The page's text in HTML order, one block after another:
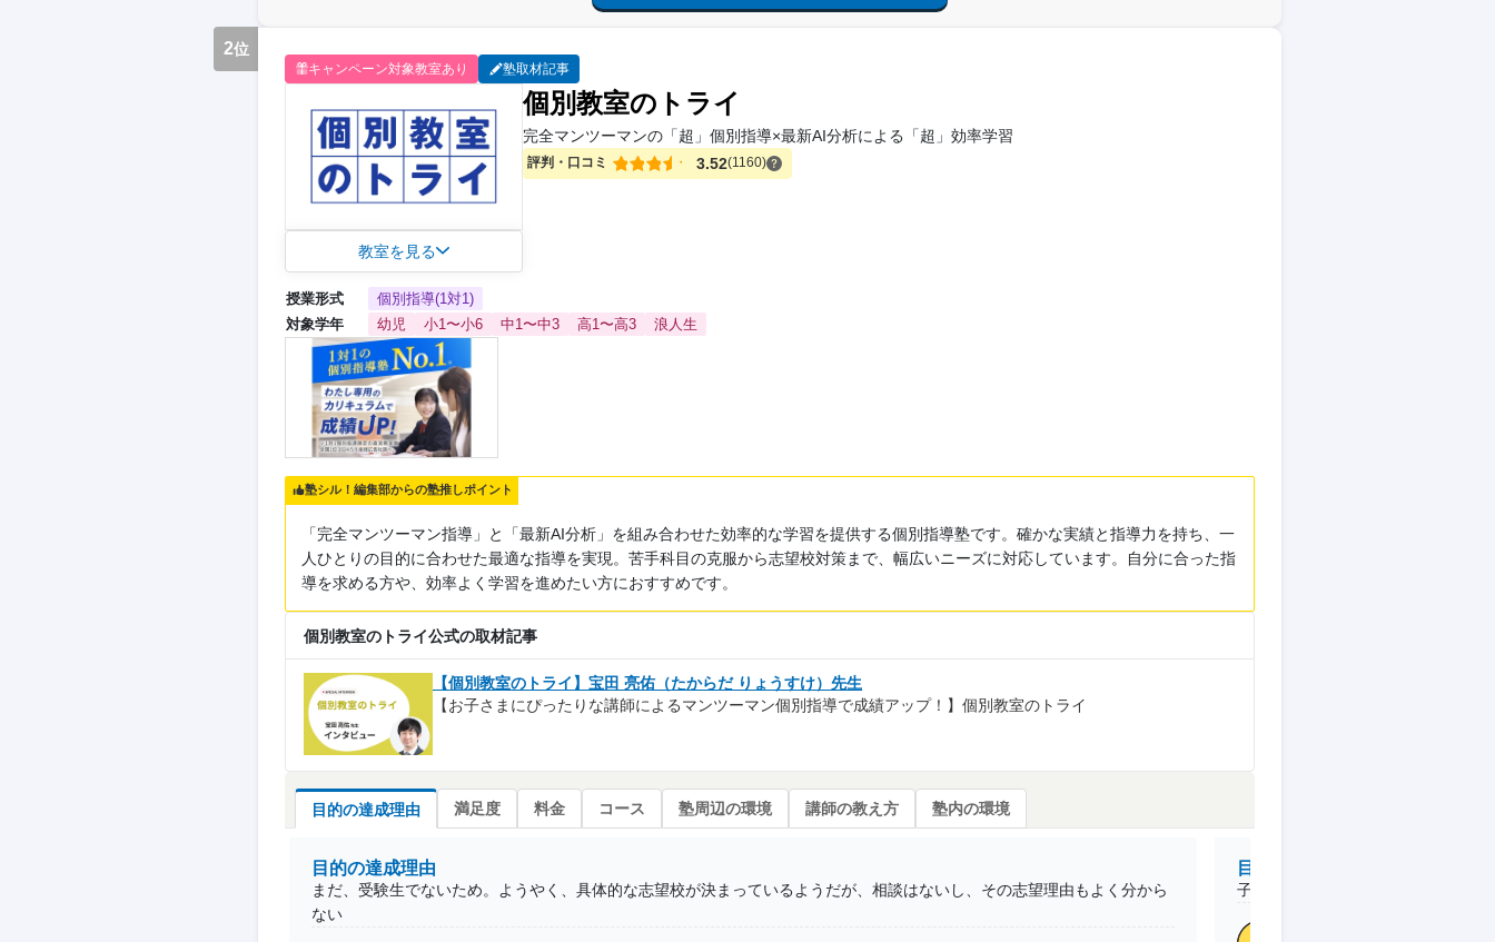
計算演習」など、
また、校舎で実施するイベントの優先的なご案内
機会となっています！
2位
キャンペーン対象教室あり 塾取材記事
教室を見る
個別教室のトライ
完全マンツーマンの「超」個別指導×最新AI分析による「超」効率学習
評判・口コミ 3.52(1160)
授業形式
個別指導(1対1)
対象学年
幼児 小1〜小6 中1〜中3 高1〜高3 浪人生
塾シル！編集部からの塾推しポイント
「完全マンツーマン指導」と「最新AI分析」を組み合わせた効率的な学習を提供する個別指導塾です。確かな実績と指導力を持ち、一
人ひとりの目的に合わせた最適な指導を実現。苦手科目の克服から志望校対策まで、幅広いニーズに対応しています。自分に合った指
導を求める方や、効率よく学習を進めたい方におすすめです。
個別教室のトライ公式の取材記事
【個別教室のトライ】宝田 亮佑（たからだ りょうすけ）先生
【お子さまにぴったりな講師によるマンツーマン個別指導で成績アップ！】個別教室のトライ
目的の達成理由 満足度 料金 コース 塾周辺の環境 講師の教え方 塾内の環境
目的の達成理由
まだ、受験生でないため。ようやく、具体的な志望校が決まっているようだが、相談はないし、その志望理由もよく分から
ない
目的の達成理由
子供が志望していた第一志望の大学